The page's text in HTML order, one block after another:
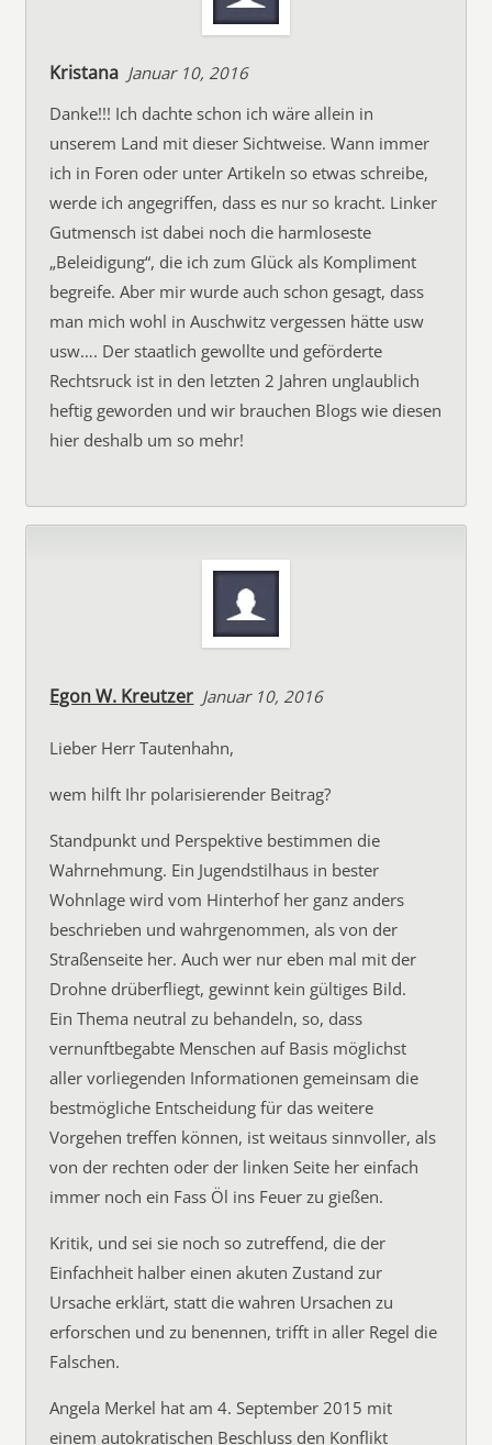
Kristana Januar 10, 2016
Danke!!! Ich dachte schon ich wäre allein in
unserem Land mit dieser Sichtweise. Wann immer
ich in Foren oder unter Artikeln so etwas schreibe,
werde ich angegriffen, dass es nur so kracht. Linker
Gutmensch ist dabei noch die harmloseste
„Beleidigung“, die ich zum Glück als Kompliment
begreife. Aber mir wurde auch schon gesagt, dass
man mich wohl in Auschwitz vergessen hätte usw
usw…. Der staatlich gewollte und geförderte
Rechtsruck ist in den letzten 2 Jahren unglaublich
heftig geworden und wir brauchen Blogs wie diesen
hier deshalb um so mehr!
Egon W. Kreutzer Januar 10, 2016
Lieber Herr Tautenhahn,
wem hilft Ihr polarisierender Beitrag?
Standpunkt und Perspektive bestimmen die
Wahrnehmung. Ein Jugendstilhaus in bester
Wohnlage wird vom Hinterhof her ganz anders
beschrieben und wahrgenommen, als von der
Straßenseite her. Auch wer nur eben mal mit der
Drohne drüberfliegt, gewinnt kein gültiges Bild.
Ein Thema neutral zu behandeln, so, dass
vernunftbegabte Menschen auf Basis möglichst
aller vorliegenden Informationen gemeinsam die
bestmögliche Entscheidung für das weitere
Vorgehen treffen können, ist weitaus sinnvoller, als
von der rechten oder der linken Seite her einfach
immer noch ein Fass Öl ins Feuer zu gießen.
Kritik, und sei sie noch so zutreffend, die der
Einfachheit halber einen akuten Zustand zur
Ursache erklärt, statt die wahren Ursachen zu
erforschen und zu benennen, trifft in aller Regel die
Falschen.
Angela Merkel hat am 4. September 2015 mit
einem autokratischen Beschluss den Konflikt